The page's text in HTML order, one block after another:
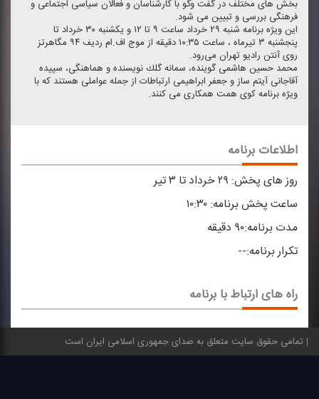
بخش های مختلف در گفت وگو با كارشناسان و فعالان سیاسی اجتماعی و
فرهنگی بررسی و تبیین می شود.
این ویژه برنامه شنبه ۲۹ خرداد ساعت ۹ تا ۱۲ و یكشنبه ۳۰ خرداد تا
پنجشنبه ۳ تیرماه ، ساعت ۱۰:۳۵ دقیقه از موج اف.ام ردیف ۹۴ مگاهرتز
روی آنتن رادیو تهران می‌رود.
محمد حسین هاشمی گوینده، سمانه گلك نویسنده و هماهنگی، سپیده
آقاجانی آیتم ساز و جعفر ابراهیمی ارتباطات از جمله عواملی هستند كه با
ویژه برنامه كوی همت همكاری می كنند.
اطلاعات برنامه
روز های پخش: ۲۹ خرداد تا ۳ تیر
ساعت پخش برنامه:
مدت برنامه:۹۰ دقیقه
تکرار برنامه:--
راه های ارتباط با برنامه
تمامی حقوق سایت متعلق به صدای جمهوری اسلامی ایران است